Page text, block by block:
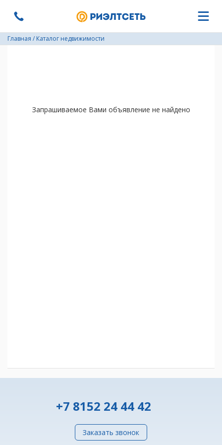
Главная / Каталог недвижимости
Запрашиваемое Вами объявление не найдено
+7 8152 24 44 42
Заказать звонок